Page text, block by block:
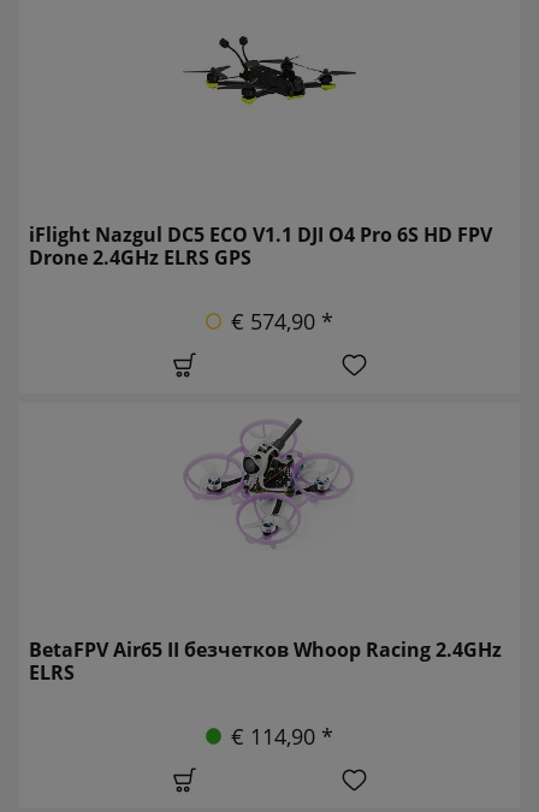
iFlight Nazgul DC5 ECO V1.1 DJI O4 Pro 6S HD FPV
Drone 2.4GHz ELRS GPS
€ 574,90 *
BetaFPV Air65 II безчетков Whoop Racing 2.4GHz
ELRS
€ 114,90 *